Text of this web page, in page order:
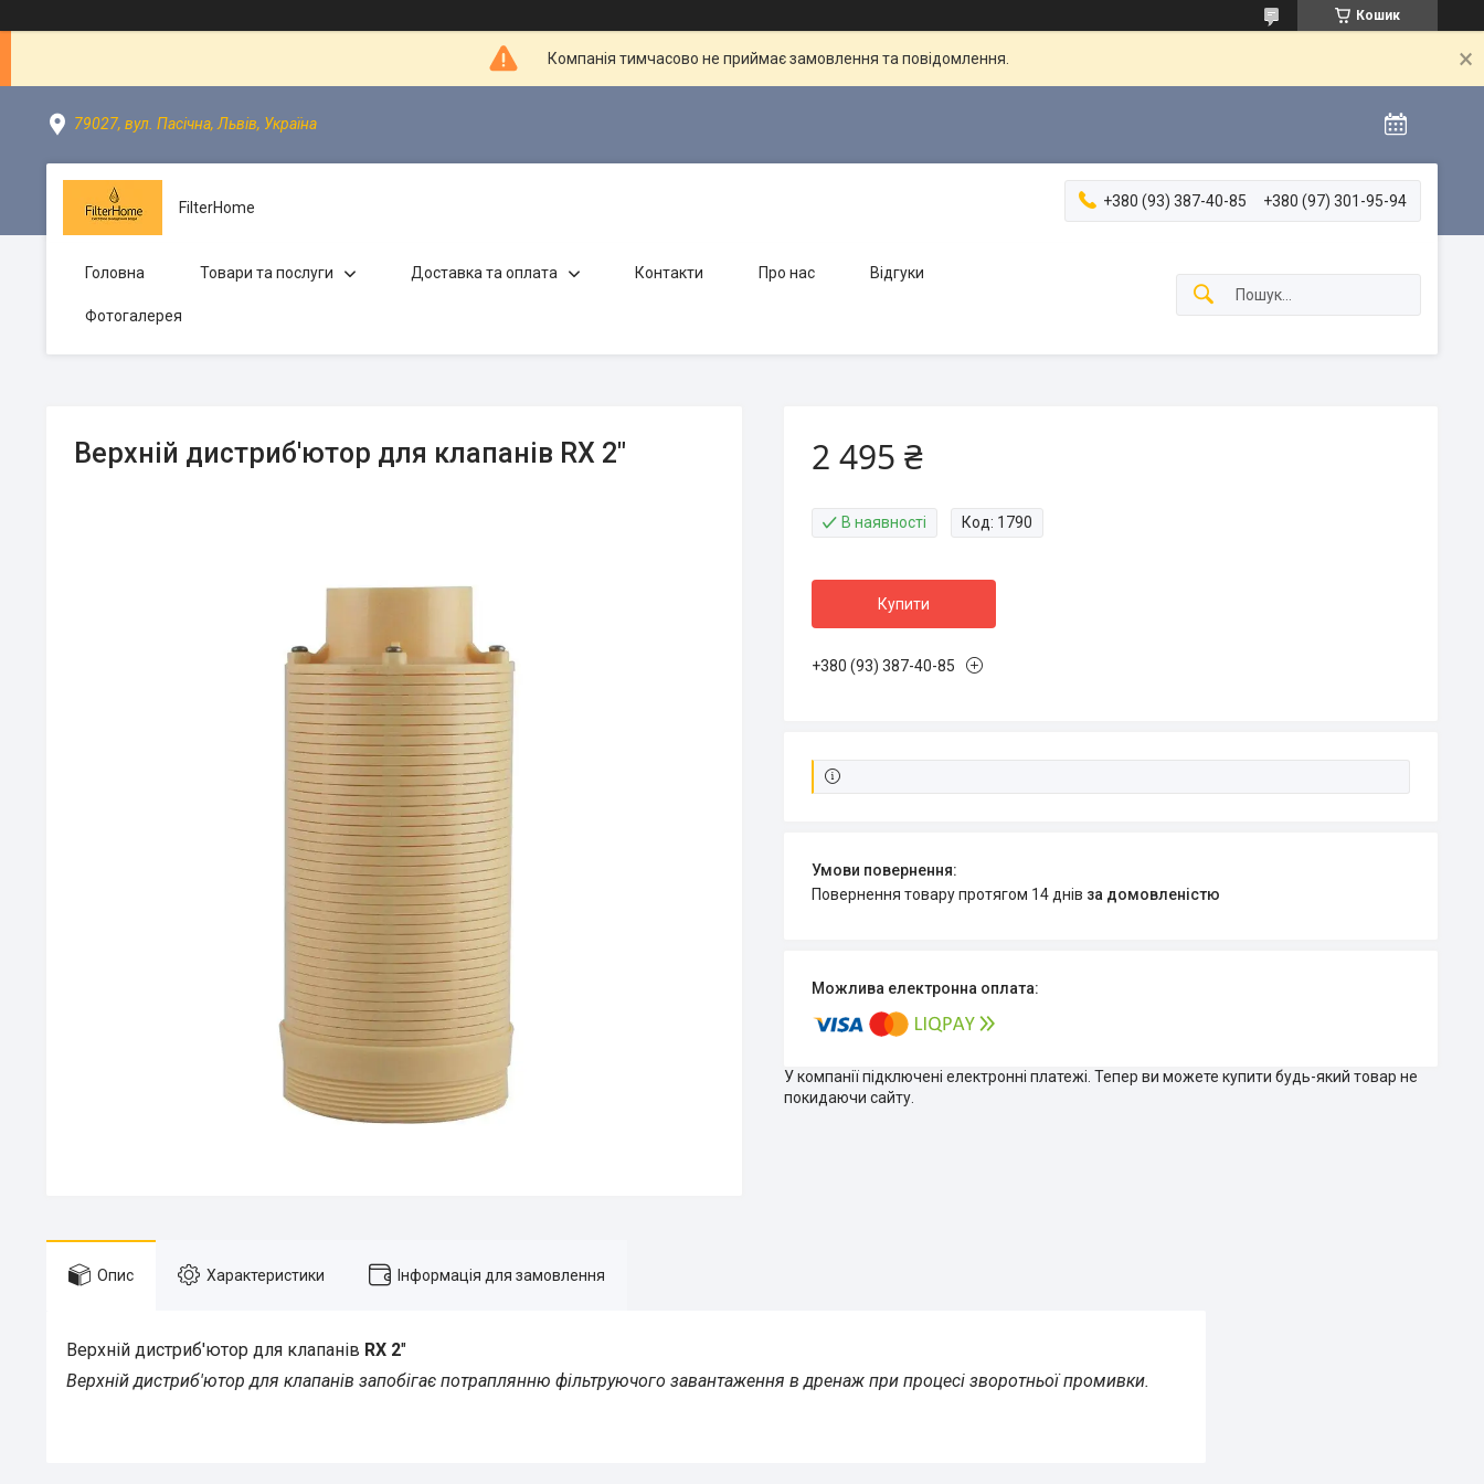
Кошик
Компанія тимчасово не приймає замовлення та повідомлення.
79027, вул. Пасічна, Львів, Україна
FilterHome +380 (93) 387-40-85 +380 (97) 301-95-94
Головна Товари та послуги Доставка та оплата Контакти Про нас Відгуки
Фотогалерея
Верхній дистриб'ютор для клапанів RX 2" 2 495 ₴
В наявності Код: 1790
Купити
+380 (93) 387-40-85
повернення товару протягом 14 днів за домовленістю
У компанії підключені електронні платежі. Тепер ви можете купити будь-який товар не
покидаючи сайту.
Опис Характеристики Інформація для замовлення
Верхній дистриб'ютор для клапанів RX 2"
Верхній дистриб'ютор для клапанів запобігає потраплянню фільтруючого завантаження в дренаж при процесі зворотньої промивки.